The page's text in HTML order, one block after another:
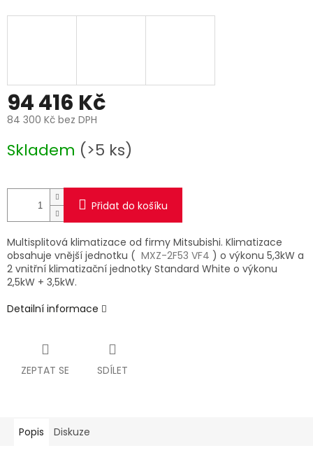
94 416 Kč
84 300 Kč bez DPH
cena:
Skladem (>5 ks)
Přidat do košíku
Multisplitová klimatizace od firmy Mitsubishi. Klimatizace
obsahuje vnější jednotku ( MXZ-2F53 VF4 ) o výkonu 5,3kW a
2 vnitřní klimatizační jednotky Standard White o výkonu
2,5kW + 3,5kW.
Detailní informace
ZEPTAT SE SDÍLET
Popis Diskuze